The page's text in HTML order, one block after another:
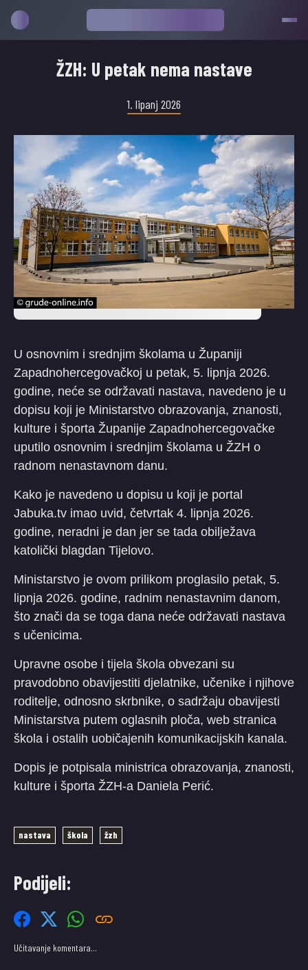
ŽZH: U petak nema nastave
1. lipanj 2026
U osnovnim i srednjim školama u Županiji
Zapadnohercegovačkoj u petak, 5. lipnja 2026.
godine, neće se održavati nastava, navedeno je u
dopisu koji je Ministarstvo obrazovanja, znanosti,
kulture i športa Županije Zapadnohercegovačke
uputilo osnovnim i srednjim školama u ŽZH o
radnom nenastavnom danu.
Kako je navedeno u dopisu u koji je portal
Jabuka.tv imao uvid, četvrtak 4. lipnja 2026.
godine, neradni je dan jer se tada obilježava
katolički blagdan Tijelovo.
Ministarstvo je ovom prilikom proglasilo petak, 5.
lipnja 2026. godine, radnim nenastavnim danom,
što znači da se toga dana neće održavati nastava
s učenicima.
Upravne osobe i tijela škola obvezani su
pravodobno obavijestiti djelatnike, učenike i njihove
roditelje, odnosno skrbnike, o sadržaju obavijesti
Ministarstva putem oglasnih ploča, web stranica
škola i ostalih uobičajenih komunikacijskih kanala.
Dopis je potpisala ministrica obrazovanja, znanosti,
kulture i športa ŽZH-a Daniela Perić.
nastava škola žzh
Podijeli:
Učitavanje komentara…